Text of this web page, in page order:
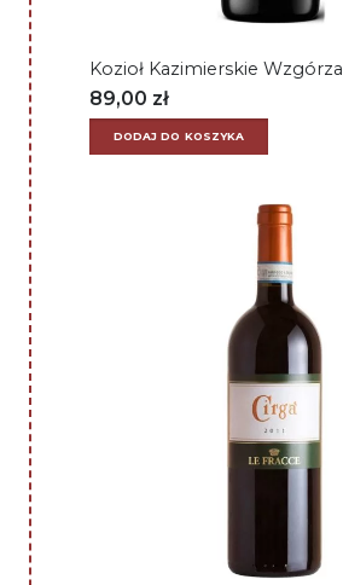
Kozioł Kazimierskie Wzgórza
89,00 zł
DODAJ DO KOSZYKA